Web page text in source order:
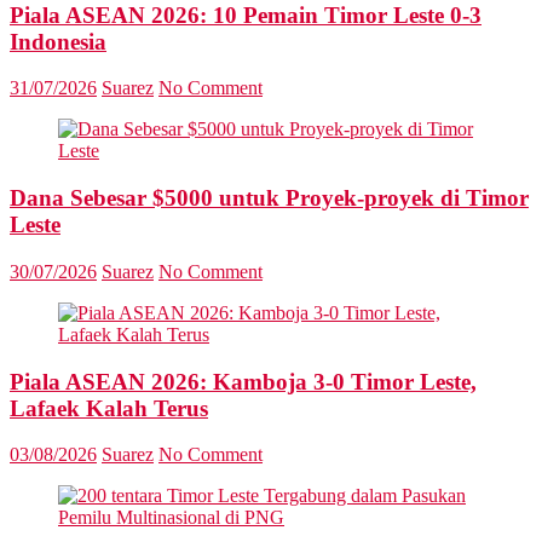
Piala ASEAN 2026: 10 Pemain Timor Leste 0-3
Indonesia
31/07/2026 Suarez No Comment
Dana Sebesar $5000 untuk Proyek-proyek di Timor
Leste
30/07/2026 Suarez No Comment
Piala ASEAN 2026: Kamboja 3-0 Timor Leste,
Lafaek Kalah Terus
03/08/2026 Suarez No Comment